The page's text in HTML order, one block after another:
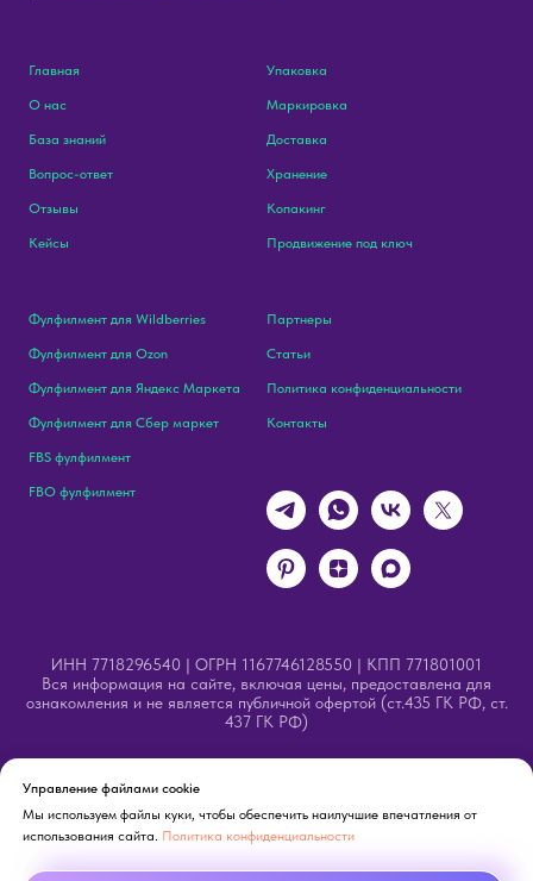
Главная
О нас
База знаний
Вопрос-ответ
Отзывы
Кейсы
Упаковка
Маркировка
Доставка
Хранение
Копакинг
Продвижение под ключ
Фулфилмент для Wildberries
Фулфилмент для Ozon
Фулфилмент для Яндекс Маркета
Фулфилмент для Сбер маркет
FBS фулфилмент
FBO фулфилмент
Партнеры
Статьи
Политика конфиденциальности
Контакты
ИНН 7718296540 | ОГРН 1167746128550 | КПП 771801001
Вся информация на сайте, включая цены, предоставлена для
ознакомления и не является публичной офертой (ст.435 ГК РФ, ст.
437 ГК РФ)
Управление файлами cookie
Мы используем файлы куки, чтобы обеспечить наилучшие впечатления от
использования сайта. Политика конфиденциальности
Внимание! В целях соответствия Федеральному закону
№ 52-ФЗ «О государственном языке РФ» на сайте